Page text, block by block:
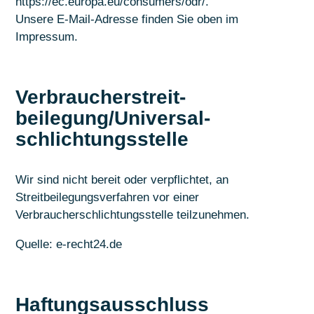
Unsere E-Mail-Adresse finden Sie oben im
Impressum.
Verbraucher­streit­
beilegung/Universal­
schlichtungs­stelle
Wir sind nicht bereit oder verpflichtet, an
Streitbeilegungsverfahren vor einer
Verbraucherschlichtungsstelle teilzunehmen.
Quelle:e-recht24.de
Haftungsausschluss